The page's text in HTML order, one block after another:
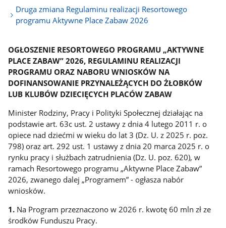
Druga zmiana Regulaminu realizacji Resortowego
programu Aktywne Place Zabaw 2026
OGŁOSZENIE RESORTOWEGO PROGRAMU „AKTYWNE
PLACE ZABAW” 2026, REGULAMINU REALIZACJI
PROGRAMU ORAZ NABORU WNIOSKÓW NA
DOFINANSOWANIE PRZYNALEŻĄCYCH DO ŻŁOBKÓW
LUB KLUBÓW DZIECIĘCYCH PLACÓW ZABAW
Minister Rodziny, Pracy i Polityki Społecznej działając na
podstawie art. 63c ust. 2 ustawy z dnia 4 lutego 2011 r. o
opiece nad dziećmi w wieku do lat 3 (Dz. U. z 2025 r. poz.
798) oraz art. 292 ust. 1 ustawy z dnia 20 marca 2025 r. o
rynku pracy i służbach zatrudnienia (Dz. U. poz. 620), w
ramach Resortowego programu „Aktywne Place Zabaw”
2026, zwanego dalej „Programem” - ogłasza nabór
wniosków.
1. Na Program przeznaczono w 2026 r. kwotę 60 mln zł ze
środków Funduszu Pracy.